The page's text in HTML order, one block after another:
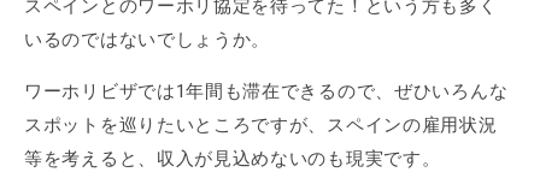
スペインとのワーホリ協定を待ってた！という方も多く
いるのではないでしょうか。
ワーホリビザでは1年間も滞在できるので、ぜひいろんな
スポットを巡りたいところですが、スペインの雇用状況
等を考えると、収入が見込めないのも現実です。